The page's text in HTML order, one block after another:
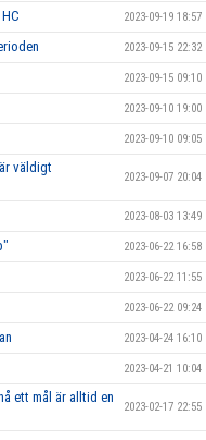
2023-09-19 18:57
2023-09-15 22:32
2023-09-15 09:10
2023-09-10 19:00
2023-09-10 09:05
väldigt
2023-09-07 20:04
2023-08-03 13:49
2023-06-22 16:58
2023-06-22 11:55
2023-06-22 09:24
2023-04-24 16:10
2023-04-21 10:04
ett mål är alltid en
2023-02-17 22:55